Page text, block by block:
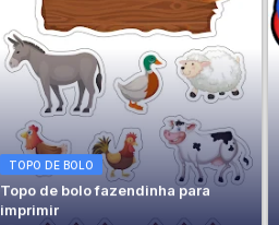
TOPO DE BOLO
Topo de bolo fazendinha para
imprimir